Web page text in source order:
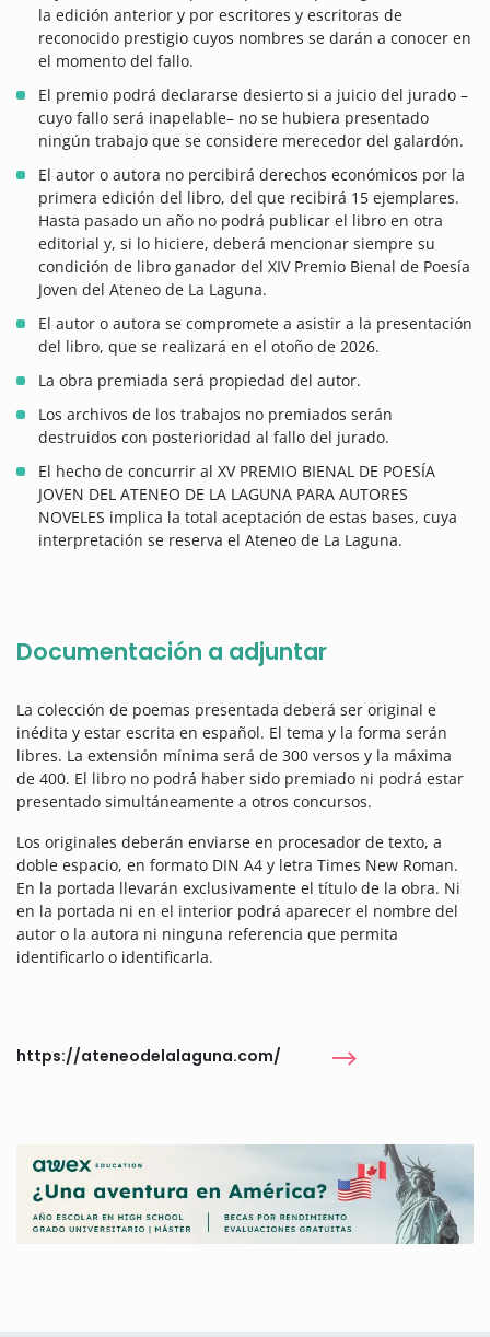
la edición anterior y por escritores y escritoras de
reconocido prestigio cuyos nombres se darán a conocer en
el momento del fallo.
El premio podrá declararse desierto si a juicio del jurado –
cuyo fallo será inapelable– no se hubiera presentado
ningún trabajo que se considere merecedor del galardón.
El autor o autora no percibirá derechos económicos por la
primera edición del libro, del que recibirá 15 ejemplares.
Hasta pasado un año no podrá publicar el libro en otra
editorial y, si lo hiciere, deberá mencionar siempre su
condición de libro ganador del XIV Premio Bienal de Poesía
Joven del Ateneo de La Laguna.
El autor o autora se compromete a asistir a la presentación
del libro, que se realizará en el otoño de 2026.
La obra premiada será propiedad del autor.
Los archivos de los trabajos no premiados serán
destruidos con posterioridad al fallo del jurado.
El hecho de concurrir al XV PREMIO BIENAL DE POESÍA
JOVEN DEL ATENEO DE LA LAGUNA PARA AUTORES
NOVELES implica la total aceptación de estas bases, cuya
interpretación se reserva el Ateneo de La Laguna.
Documentación a adjuntar
La colección de poemas presentada deberá ser original e
inédita y estar escrita en español. El tema y la forma serán
libres. La extensión mínima será de 300 versos y la máxima
de 400. El libro no podrá haber sido premiado ni podrá estar
presentado simultáneamente a otros concursos.
Los originales deberán enviarse en procesador de texto, a
doble espacio, en formato DIN A4 y letra Times New Roman.
En la portada llevarán exclusivamente el título de la obra. Ni
en la portada ni en el interior podrá aparecer el nombre del
autor o la autora ni ninguna referencia que permita
identificarlo o identificarla.
https://ateneodelalaguna.com/